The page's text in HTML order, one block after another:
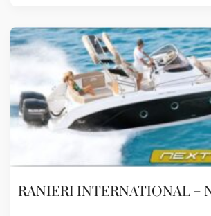
RANIERI INTERNATIONAL –